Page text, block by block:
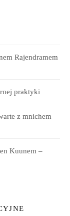
Rajendramem
praktyki
z mnichem
Kuunem –